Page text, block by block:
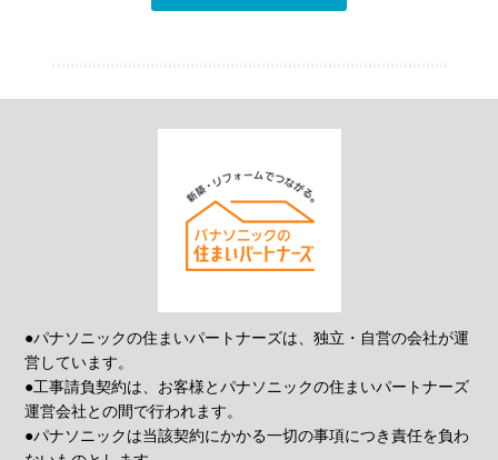
●パナソニックの住まいパートナーズは、独立・自営の会社が運
営しています。
●工事請負契約は、お客様とパナソニックの住まいパートナーズ
運営会社との間で行われます。
●パナソニックは当該契約にかかる一切の事項につき責任を負わ